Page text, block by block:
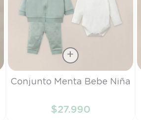
Talla
AÑADIR AL CARRITO
Conjunto Menta Bebe Niña
$27.990